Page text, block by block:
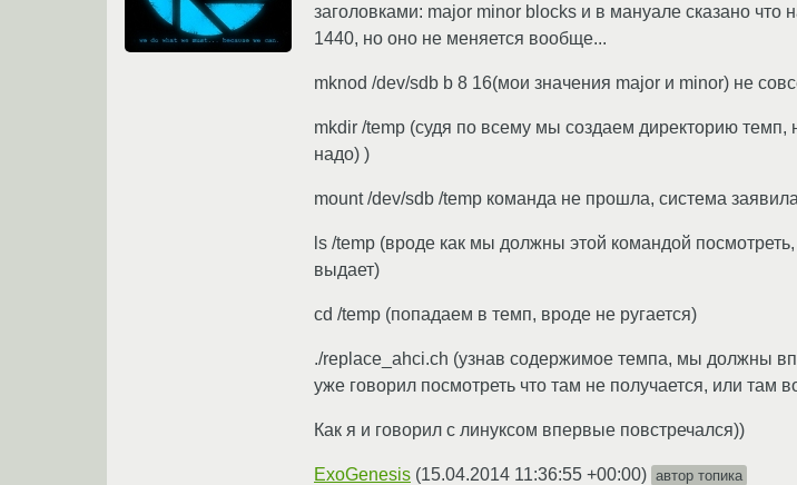
заголовками: major minor blocks и в мануале сказано что
1440, но оно не меняется вообще...
mknod /dev/sdb b 8 16(мои значения major и minor) не
mkdir /temp (судя по всему мы создаем директорию
надо) )
mount /dev/sdb /temp команда не прошла, система
ls /temp (вроде как мы должны этой командой
выдает)
cd /temp (попадаем в темп, вроде не ругается)
./replace_ahci.ch (узнав содержимое темпа, мы должны
уже говорил посмотреть что там не получается, или там
Как я и говорил с линуксом впервые повстречался))
ExoGenesis (15.04.2014 11:36:55 +00:00) автор топика